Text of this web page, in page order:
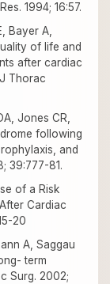
1994; 16:57.
Bayer A,
of life and
after cardiac
Thorac
Jones CR,
following
and
39:777-81.
of a Risk
Cardiac
20
A, Saggau
term
Surg. 2002;